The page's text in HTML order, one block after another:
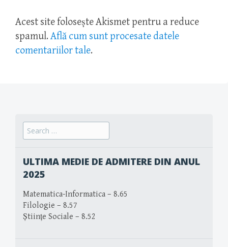
Acest site folosește Akismet pentru a reduce
spamul. Află cum sunt procesate datele
comentariilor tale.
Search
for:
ULTIMA MEDIE DE ADMITERE DIN ANUL
2025
Matematica-Informatica – 8.65
Filologie – 8.57
Științe Sociale – 8.52